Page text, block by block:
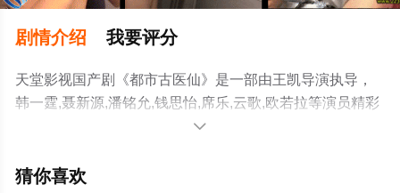
剧情介绍 我要评分
天堂影视国产剧《都市古医仙》是一部由王凯导演执导，
韩一霆,聂新源,潘铭允,钱思怡,席乐,云歌,欧若拉等演员精彩
演绎的大陆电视剧，免费观看高清无删减完整版电视剧全
电视猫或剧情网等平台了解。

猜你喜欢